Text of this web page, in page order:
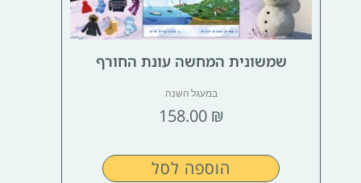
שמשונית המחשה עונת החורף
במעגל השנה
158.00 ₪
הוספה לסל